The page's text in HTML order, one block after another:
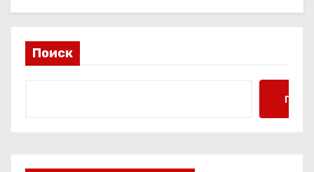
Поиск
Поиск